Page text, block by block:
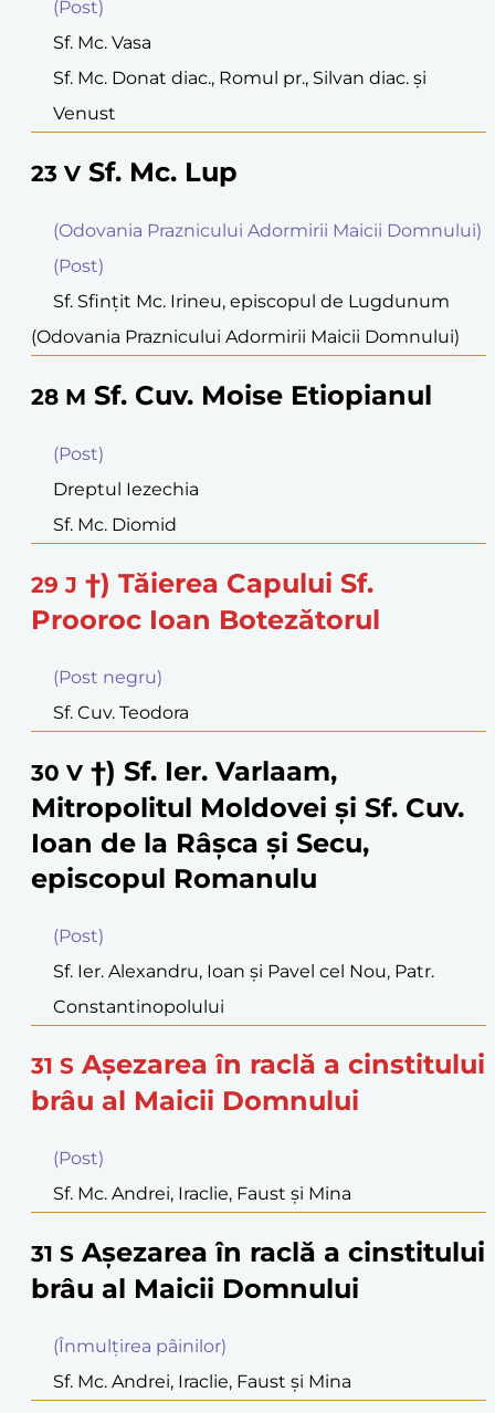
(Post)
Sf. Mc. Vasa
Sf. Mc. Donat diac., Romul pr., Silvan diac. şi
Venust
23 V Sf. Mc. Lup
(Odovania Praznicului Adormirii Maicii Domnului)
(Post)
Sf. Sfinţit Mc. Irineu, episcopul de Lugdunum
(Odovania Praznicului Adormirii Maicii Domnului)
28 M Sf. Cuv. Moise Etiopianul
(Post)
Dreptul Iezechia
Sf. Mc. Diomid
29 J †) Tăierea Capului Sf.
Prooroc Ioan Botezătorul
(Post negru)
Sf. Cuv. Teodora
30 V †) Sf. Ier. Varlaam,
Mitropolitul Moldovei şi Sf. Cuv.
Ioan de la Râşca şi Secu,
episcopul Romanulu
(Post)
Sf. Ier. Alexandru, Ioan şi Pavel cel Nou, Patr.
Constantinopolului
31 S Aşezarea în raclă a cinstitului
brâu al Maicii Domnului
(Post)
Sf. Mc. Andrei, Iraclie, Faust şi Mina
31 S Aşezarea în raclă a cinstitului
brâu al Maicii Domnului
(Înmulţirea pâinilor)
Sf. Mc. Andrei, Iraclie, Faust şi Mina